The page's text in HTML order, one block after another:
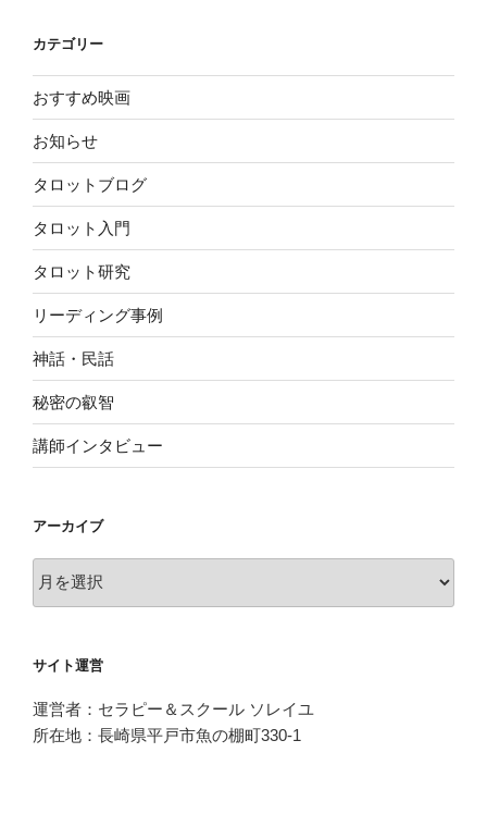
カテゴリー
おすすめ映画
お知らせ
タロットブログ
タロット入門
タロット研究
リーディング事例
神話・民話
秘密の叡智
講師インタビュー
アーカイブ
ー
ブ
サイト運営
運営者：セラピー＆スクール ソレイユ
所在地：長崎県平戸市魚の棚町330-1